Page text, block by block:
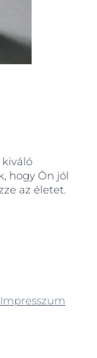
hogy Ön jól
az életet.
Impresszum